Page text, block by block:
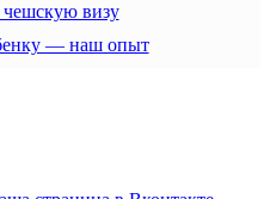
визу
— наш опыт